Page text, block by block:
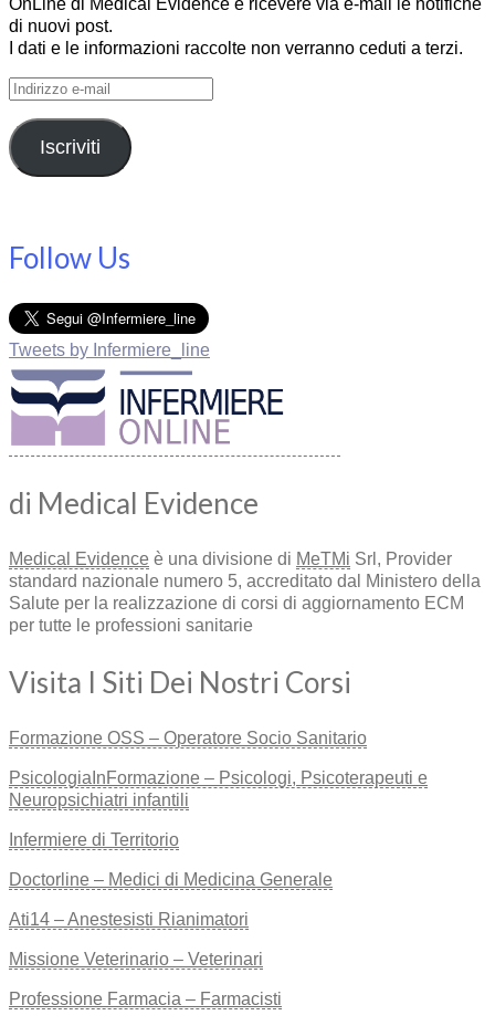
OnLine di Medical Evidence e ricevere via e-mail le notifiche
di nuovi post.
I dati e le informazioni raccolte non verranno ceduti a terzi.
Indirizzo
mail
Iscriviti
Follow Us
Tweets by Infermiere_line
di Medical Evidence
Medical Evidence è una divisione di MeTMi Srl, Provider
standard nazionale numero 5, accreditato dal Ministero della
Salute per la realizzazione di corsi di aggiornamento ECM
per tutte le professioni sanitarie
Visita I Siti Dei Nostri Corsi
Formazione OSS – Operatore Socio Sanitario
PsicologiaInFormazione – Psicologi, Psicoterapeuti e
Neuropsichiatri infantili
Infermiere di Territorio
Doctorline – Medici di Medicina Generale
Ati14 – Anestesisti Rianimatori
Missione Veterinario – Veterinari
Professione Farmacia – Farmacisti